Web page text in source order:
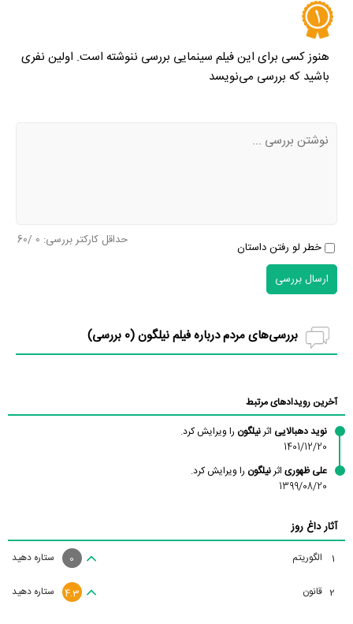
هنوز کسی برای این فیلم سینمایی بررسی ننوشته است. اولین نفری
باشید که بررسی می‌نویسد
خطر لو رفتن داستان حداقل کارکتر بررسی: 0
/60
ارسال بررسی
بررسی‌های مردم درباره فیلم نیلگون (0 بررسی)
آخرین رویدادهای مرتبط
نوید دهبالایی اثرنیلگون را ویرایش کرد.
1401/12/20
علی ظهوری اثرنیلگون را ویرایش کرد.
1399/08/20
آثار داغ روز
1 الگوریتم ستاره دهید 0
2 قانون ستاره دهید 4.3